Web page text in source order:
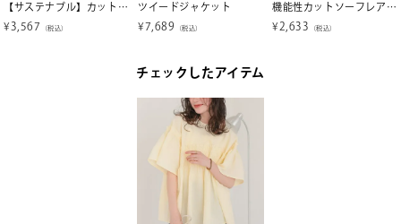
【サステナブル】カットソードッキングペプラムトップス
¥ 3,567 （税込）
ツイードジャケット
¥7,689 （税込）
機能性カットソーフレアデザイントップス
¥ 2,633 （税込）
チェックしたアイテム